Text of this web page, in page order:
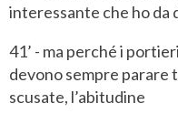
interessante che ho da
41’ - ma perché i
devono sempre parare
scusate, l’abitudine